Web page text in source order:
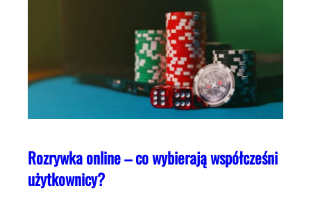
Rozrywka online – co wybierają współcześni
użytkownicy?